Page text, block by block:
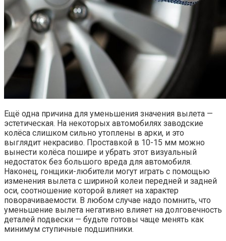
Ещё одна причина для уменьшения значения вылета —
эстетическая. На некоторых автомобилях заводские
колёса слишком сильно утоплены в арки, и это
выглядит некрасиво. Проставкой в 10-15 мм можно
вынести колёса пошире и убрать этот визуальный
недостаток без большого вреда для автомобиля.
Наконец, гонщики-любители могут играть с помощью
изменения вылета с шириной колеи передней и задней
оси, соотношение которой влияет на характер
поворачиваемости. В любом случае надо помнить, что
уменьшение вылета негативно влияет на долговечность
деталей подвески — будьте готовы чаще менять как
минимум ступичные подшипники.